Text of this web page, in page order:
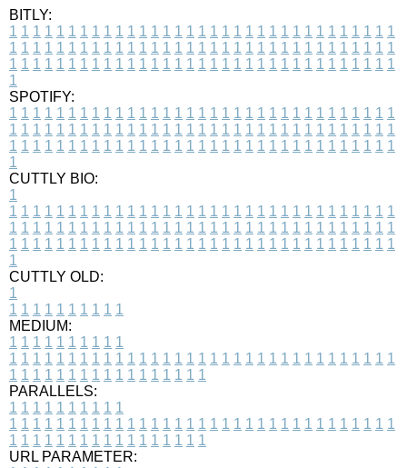
BITLY:
1 1 1 1 1 1 1 1 1 1 1 1 1 1 1 1 1 1 1 1 1 1 1 1 1 1 1 1 1 1 1 1 1
1 1 1 1 1 1 1 1 1 1 1 1 1 1 1 1 1 1 1 1 1 1 1 1 1 1 1 1 1 1 1 1 1
1 1 1 1 1 1 1 1 1 1 1 1 1 1 1 1 1 1 1 1 1 1 1 1 1 1 1 1 1 1 1 1 1
1
SPOTIFY:
1 1 1 1 1 1 1 1 1 1 1 1 1 1 1 1 1 1 1 1 1 1 1 1 1 1 1 1 1 1 1 1 1
1 1 1 1 1 1 1 1 1 1 1 1 1 1 1 1 1 1 1 1 1 1 1 1 1 1 1 1 1 1 1 1 1
1 1 1 1 1 1 1 1 1 1 1 1 1 1 1 1 1 1 1 1 1 1 1 1 1 1 1 1 1 1 1 1 1
1
CUTTLY BIO:
1
1 1 1 1 1 1 1 1 1 1 1 1 1 1 1 1 1 1 1 1 1 1 1 1 1 1 1 1 1 1 1 1 1
1 1 1 1 1 1 1 1 1 1 1 1 1 1 1 1 1 1 1 1 1 1 1 1 1 1 1 1 1 1 1 1 1
1 1 1 1 1 1 1 1 1 1 1 1 1 1 1 1 1 1 1 1 1 1 1 1 1 1 1 1 1 1 1 1 1
1
CUTTLY OLD:
1
1 1 1 1 1 1 1 1 1 1
MEDIUM:
1 1 1 1 1 1 1 1 1 1
1 1 1 1 1 1 1 1 1 1 1 1 1 1 1 1 1 1 1 1 1 1 1 1 1 1 1 1 1 1 1 1 1
1 1 1 1 1 1 1 1 1 1 1 1 1 1 1 1 1
PARALLELS:
1 1 1 1 1 1 1 1 1 1
1 1 1 1 1 1 1 1 1 1 1 1 1 1 1 1 1 1 1 1 1 1 1 1 1 1 1 1 1 1 1 1 1
1 1 1 1 1 1 1 1 1 1 1 1 1 1 1 1 1
URL PARAMETER: